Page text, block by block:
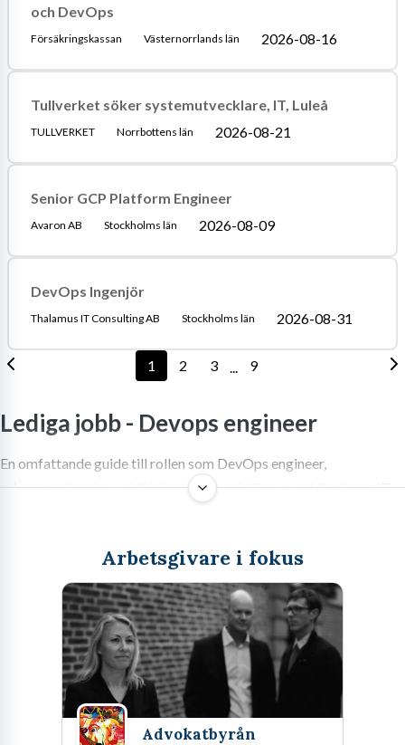
och DevOps
Försäkringskassan Västernorrlands län 2026-08-16
Tullverket söker systemutvecklare, IT, Luleå
TULLVERKET Norrbottens län 2026-08-21
Senior GCP Platform Engineer
Avaron AB Stockholms län 2026-08-09
DevOps Ingenjör
Thalamus IT Consulting AB Stockholms län 2026-08-31
1 2 3 ... 9
Lediga jobb - Devops engineer
En omfattande guide till rollen som DevOps engineer,
arbetsmarknaden, utbildningsvägar och löneutveckling inom IT-
Vad innebär det egentligen att jobba
som Devops engineer?
När man har tillbringat ett antal år i serverhallar och granskat
loggar i molnmiljöer inser man snabbt en sak. Den traditionella
uppdelningen inom IT fungerar sällan smärtfritt. Historiskt sett
Arbetsgivare i fokus
Advokatbyrån